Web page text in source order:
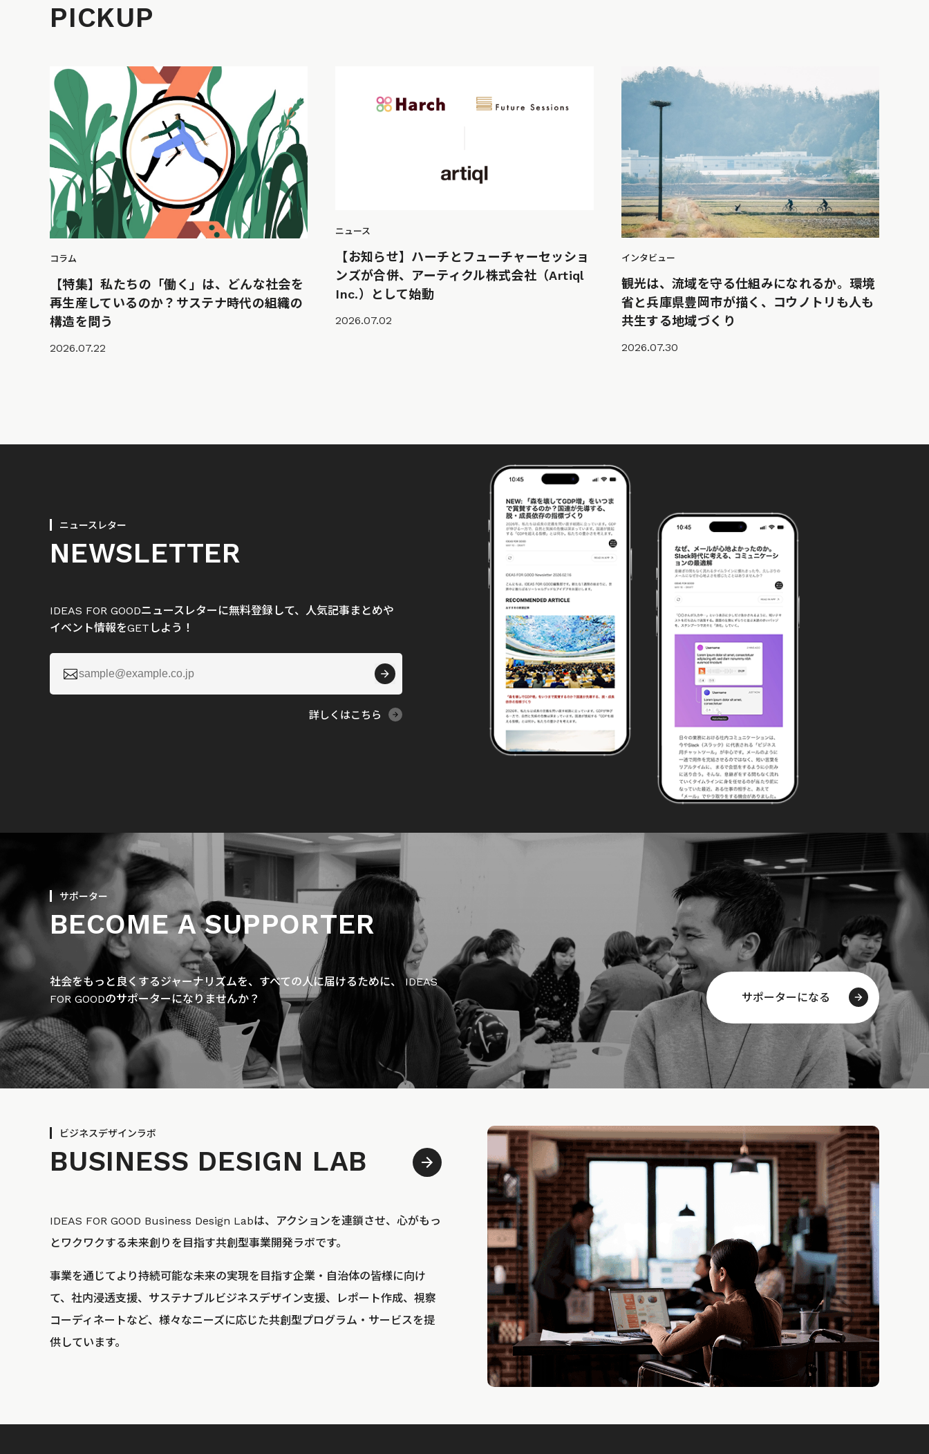
PICKUP
コラム
【特集】私たちの「働く」は、どんな社会を
再生産しているのか？サステナ時代の組織の
構造を問う
2026.07.22
ニュース
【お知らせ】ハーチとフューチャーセッショ
ンズが合併、アーティクル株式会社（Artiql
Inc.）として始動
2026.07.02
インタビュー
観光は、流域を守る仕組みになれるか。環境
省と兵庫県豊岡市が描く、コウノトリも人も
共生する地域づくり
2026.07.30
ニュースレター
NEWSLETTER
IDEAS FOR GOODニュースレターに無料登録して、人気記事まとめや
イベント情報をGETしよう！

詳しくはこちら
サポーター
BECOME A SUPPORTER
社会をもっと良くするジャーナリズムを、すべての人に届けるために、 IDEAS
FOR GOODのサポーターになりませんか？
サポーターになる
ビジネスデザインラボ
BUSINESS DESIGN LAB
IDEAS FOR GOOD Business Design Labは、アクションを連鎖させ、心がもっ
とワクワクする未来創りを目指す共創型事業開発ラボです。
事業を通じてより持続可能な未来の実現を目指す企業・自治体の皆様に向け
て、社内浸透支援、サステナブルビジネスデザイン支援、レポート作成、視察
コーディネートなど、様々なニーズに応じた共創型プログラム・サービスを提
供しています。